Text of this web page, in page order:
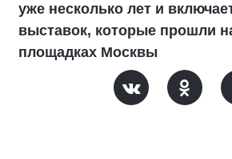
уже несколько лет и
выставок, которые прошли
площадках Москвы